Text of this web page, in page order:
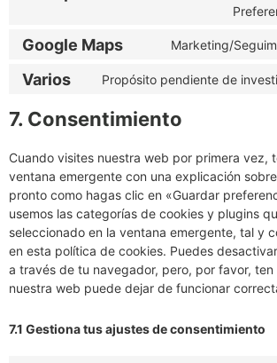
Google Maps Marketing/
Varios Propósito pendiente de
7. Consentimiento
Cuando visites nuestra web por primera vez,
ventana emergente con una explicación
pronto como hagas clic en «Guardar
usemos las categorías de cookies y plugins
seleccionado en la ventana emergente, tal y
en esta política de cookies. Puedes
a través de tu navegador, pero, por favor,
nuestra web puede dejar de funcionar
7.1 Gestiona tus ajustes de consentimiento